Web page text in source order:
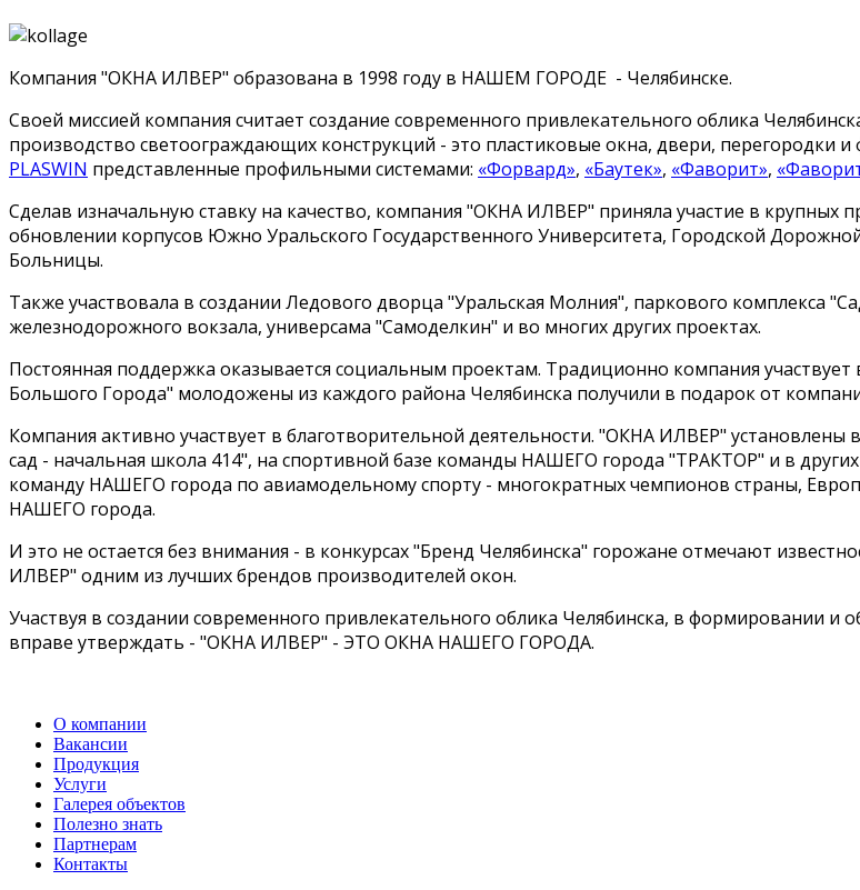
Компания "ОКНА ИЛВЕР" образована в 1998 году в НАШЕМ ГОРОДЕ - Челябинске.
Своей миссией компания считает создание современного привлекательного облика
производство светоограждающих конструкций - это пластиковые окна, двери, перегородки
PLASWIN представленные профильными системами: «Форвард», «Баутек», «Фаворит»,
Сделав изначальную ставку на качество, компания "ОКНА ИЛВЕР" приняла участие в
обновлении корпусов Южно Уральского Государственного Университета, Городской
Больницы.
Также участвовала в создании Ледового дворца "Уральская Молния", паркового комплекса
железнодорожного вокзала, универсама "Самоделкин" и во многих других проектах.
Постоянная поддержка оказывается социальным проектам. Традиционно компания
Большого Города" молодожены из каждого района Челябинска получили в подарок от
Компания активно участвует в благотворительной деятельности. "ОКНА ИЛВЕР"
сад - начальная школа 414", на спортивной базе команды НАШЕГО города "ТРАКТОР" и в
команду НАШЕГО города по авиамодельному спорту - многократных чемпионов страны,
НАШЕГО города.
И это не остается без внимания - в конкурсах "Бренд Челябинска" горожане отмечают
ИЛВЕР" одним из лучших брендов производителей окон.
Участвуя в создании современного привлекательного облика Челябинска, в формировании
вправе утверждать - "ОКНА ИЛВЕР" - ЭТО ОКНА НАШЕГО ГОРОДА.
О компании
Вакансии
Продукция
Услуги
Галерея объектов
Полезно знать
Партнерам
Контакты